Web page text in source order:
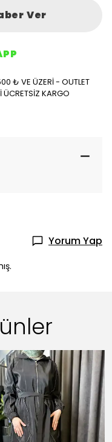
Ver
₺ VE ÜZERİ - OUTLET
KARGO
Yorum Yap